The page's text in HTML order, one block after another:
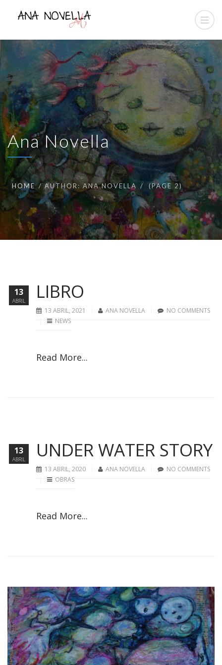
Ana Novella
HOME AUTHOR: ANA NOVELLA (PAGE 2)
LIBRO
13 ABRIL, 2021 ANA NOVELLA
NO COMMENTS
NEWS
Read More...
13
ABRIL
UNDER WATER STORY
13 ABRIL, 2020 ANA NOVELLA
NO COMMENTS
OBRAS
Read More...
13
ABRIL